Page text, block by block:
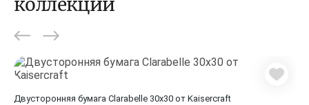
Двусторонняя бумага Clarabelle 30х30 от Kaisercraft